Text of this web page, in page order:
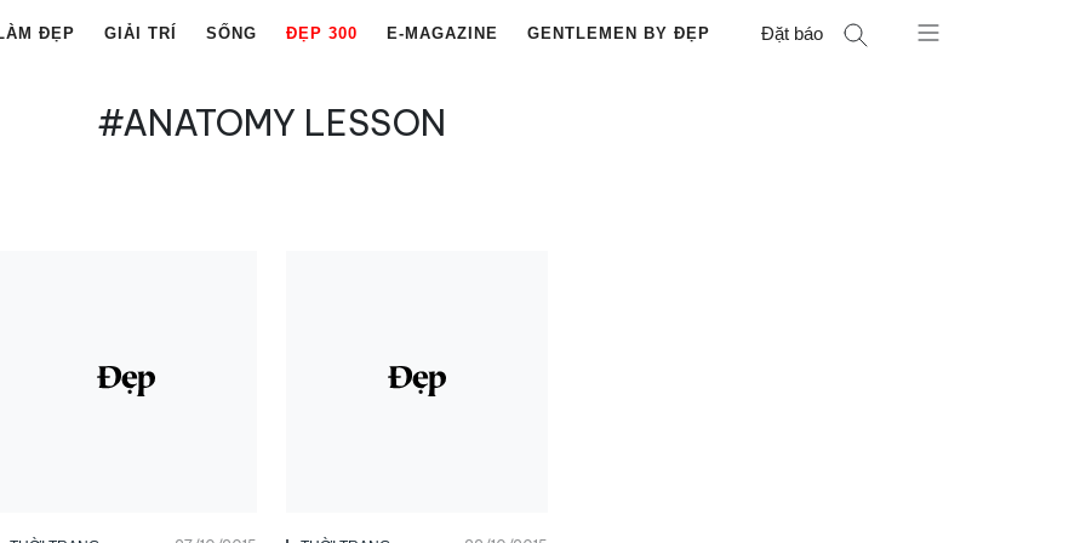
ĐẸP GIẢI TRÍ SỐNG ĐẸP 300 E-MAGAZINE GENTLEMEN BY ĐẸP Đặt báo
#ANATOMY LESSON